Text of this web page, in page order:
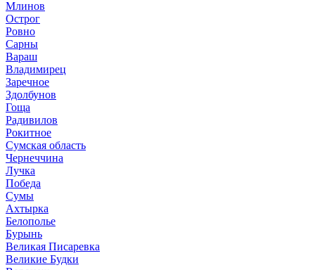
Млинов
Острог
Ровно
Сарны
Вараш
Владимирец
Заречное
Здолбунов
Гоща
Радивилов
Рокитное
Сумская область
Чернеччина
Лучка
Победа
Сумы
Ахтырка
Белополье
Бурынь
Великая Писаревка
Великие Будки